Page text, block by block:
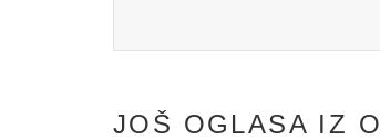
JOŠ OGLASA IZ